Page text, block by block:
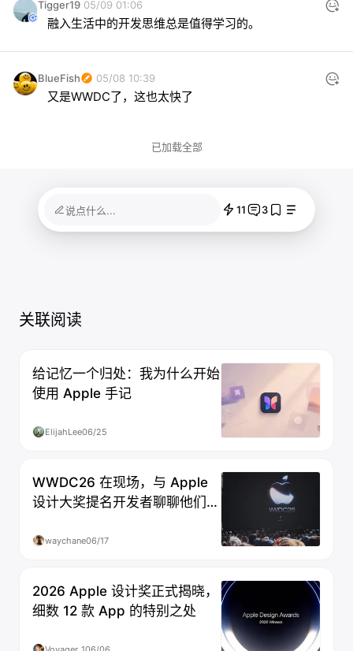
Tigger19 05/09 01:06
融入生活中的开发思维总是值得学习的。
BlueFish 05/08 10:39
又是WWDC了，这也太快了
已加载全部
说点什么... 11 3
关联阅读
给记忆一个归处：我为什么开始
使用 Apple 手记
ElijahLee06/25
WWDC26 在现场，与 Apple
设计大奖提名开发者聊聊他们的
waychane06/17
2026 Apple 设计奖正式揭晓，
细数 12 款 App 的特别之处